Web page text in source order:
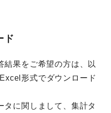
ド
結果をご希望の方は、以
形式でダウンロード
に関しまして、集計タ